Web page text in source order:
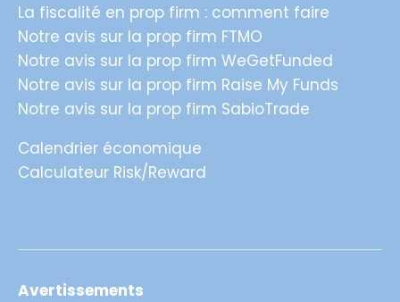
La fiscalité en prop firm : comment faire
Notre avis sur la prop firm FTMO
Notre avis sur la prop firm WeGetFunded
Notre avis sur la prop firm Raise My Funds
Notre avis sur la prop firm SabioTrade
Calendrier économique
Calculateur Risk/Reward
Avertissements